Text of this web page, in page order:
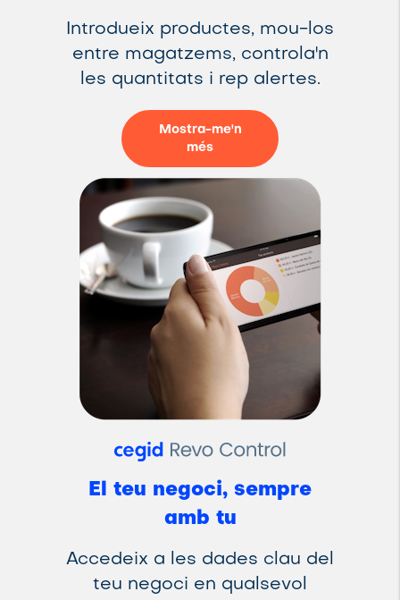
Introdueix productes, mou-los
entre magatzems, controla'n
les quantitats i rep alertes.
Mostra-me'n
més
El teu negoci, sempre
amb tu
Accedeix a les dades clau del
teu negoci en qualsevol